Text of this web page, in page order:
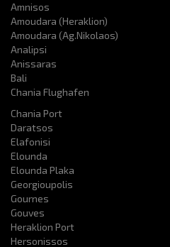
Amnisos
Amoudara (Heraklion)
Amoudara (Ag.Nikolaos)
Analipsi
Anissaras
Bali
Chania Flughafen
Chania Port
Daratsos
Elafonisi
Elounda
Elounda Plaka
Georgioupolis
Gournes
Gouves
Heraklion Port
Hersonissos